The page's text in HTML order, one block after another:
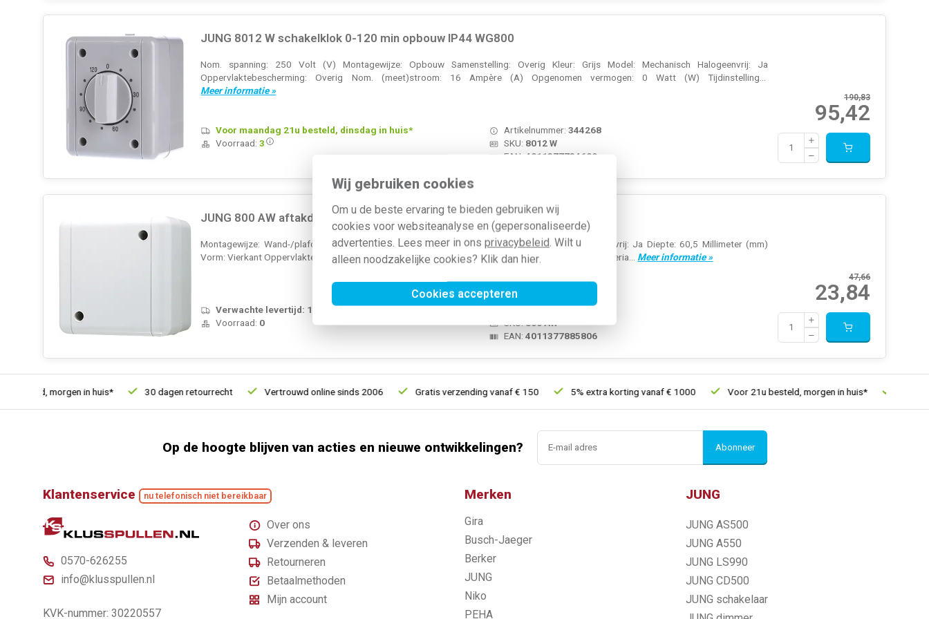
Wij gebruiken cookies
Om u de beste ervaring te bieden gebruiken wij
cookies voor websiteanalyse en (gepersonaliseerde)
advertenties. Lees meer in ons privacybeleid. Wilt u
alleen noodzakelijke cookies? Klik dan hier.
Cookies accepteren
JUNG 8012 W schakelklok 0-120 min opbouw IP44 WG800
Nom. spanning: 250 Volt (V) Montagewijze: Opbouw Samenstelling: Overig Kleur: Grijs Model: Mechanisch Halogeenvrij: Ja
Oppervlaktebescherming: Overig Nom. (meet)stroom: 16 Ampère (A) Opgenomen vermogen: 0 Watt (W) Tijdinstelling...
Meer informatie »
190,83
95,42
Artikelnummer:344268
SKU: 8012 W
EAN:
4011377734609
Voor maandag 21u besteld, dinsdag in huis*
Voorraad: 3
JUNG 800 AW aftakdoos met 2 invoeren WG600/800 serie
Montagewijze: Wand-/plafondmontage Breedte: 75 Millimeter (mm) Model: Aansluitkast Halogeenvrij: Ja Diepte: 60,5 Millimeter (mm)
Vorm: Vierkant Oppervlaktebescherming: Overig Uitgerust met: Geen Lengte: 75 Millimeter (mm) Materia... Meer informatie »
47,66
23,84
Artikelnummer:397449
SKU: 800 AW
EAN:4011377885806
Verwachte levertijd: 1-2 weken
Voorraad: 0
morgen in huis* 30 dagen retourrecht Vertrouwd online sinds 2006 Gratis verzending vanaf € 150 5% extra korting vanaf € 1000 Voor 21u besteld, morgen in huis*
Op de hoogte blijven van acties en nieuwe ontwikkelingen? Abonneer
Klantenservice nu telefonisch niet bereikbaar
0570-626255
info@klusspullen.nl
KVK-nummer: 30220557
Over ons
Verzenden & leveren
Retourneren
Betaalmethoden
Mijn account
Merken
Gira
Busch-Jaeger
Berker
JUNG
Niko
PEHA
JUNG
JUNG AS500
JUNG A550
JUNG LS990
JUNG CD500
JUNG schakelaar